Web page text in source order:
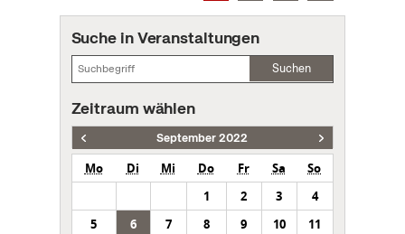
Suche in Veranstaltungen
Suchen
Zeitraum wählen
September 2022
Mo Di Mi Do Fr Sa
So
1
2 3
4
5
6 7 8 9 10
11